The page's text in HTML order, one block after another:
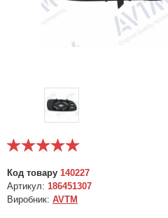
Код товару 140227
Артикул: 186451307
Виробник: AVTM